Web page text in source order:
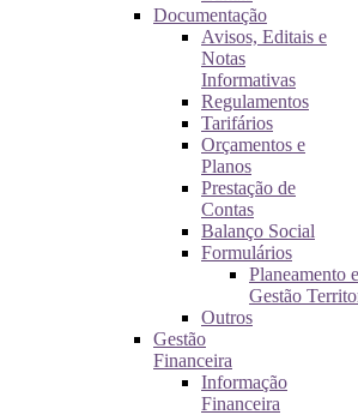
Documentação
Avisos, Editais e
Notas
Informativas
Regulamentos
Tarifários
Orçamentos e
Planos
Prestação de
Contas
Balanço Social
Formulários
Planeamento e
Gestão
Outros
Gestão
Financeira
Informação
Financeira